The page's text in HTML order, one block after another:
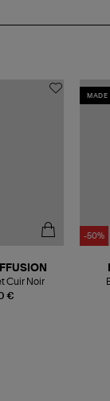
€
Cuir Noir
MADE
-50%